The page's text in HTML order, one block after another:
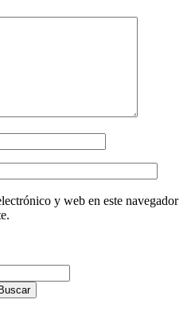
y web en este navegador